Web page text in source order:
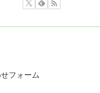
フォーム